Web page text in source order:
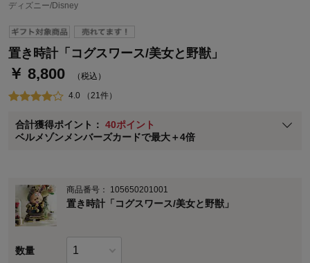
ディズニー/Disney
置き時計「コグスワース/美女と野獣」
￥ 8,800 （税込）
4.0 （21件）
合計獲得ポイント： 40ポイント
ベルメゾンメンバーズカードで最大＋4倍
ベルメゾン・ポイントについて
通常商品送料無料 返品引取無料（JCBのみ）
即時入会なら更に500円OFFクーポンプレゼント
※メンバーズカードの加算ポイントはステージ倍率適用前の基本ポイント
に対して適用されます。
商品番号： 105650201001
置き時計「コグスワース/美女と野獣」
数量